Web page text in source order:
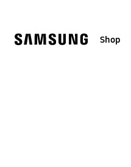
Shop